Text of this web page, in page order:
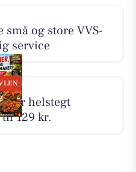
små og store VVS-
service
helstegt
129 kr.